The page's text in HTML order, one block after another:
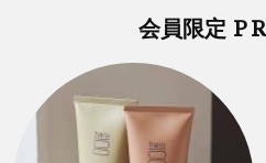
会員限定